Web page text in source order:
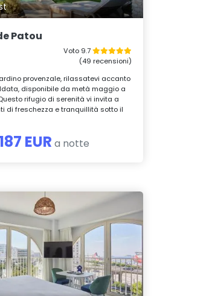
Patou
Voto 9.7
(49 recensioni)
provenzale, rilassatevi accanto
disponibile da metà maggio a
rifugio di serenità vi invita a
di freschezza e tranquillità sotto il
EUR a notte